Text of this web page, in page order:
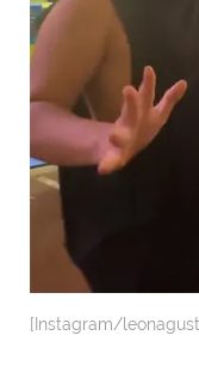
[Instagram/